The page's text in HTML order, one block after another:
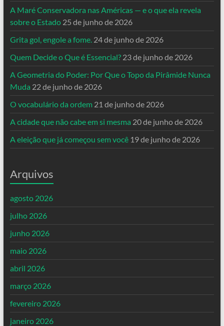
A Maré Conservadora nas Américas — e o que ela revela
sobre o Estado 25 de junho de 2026
Grita gol, engole a fome. 24 de junho de 2026
Quem Decide o Que é Essencial? 23 de junho de 2026
A Geometria do Poder: Por Que o Topo da Pirâmide Nunca
Muda 22 de junho de 2026
O vocabulário da ordem 21 de junho de 2026
A cidade que não cabe em si mesma 20 de junho de 2026
A eleição que já começou sem você 19 de junho de 2026
Arquivos
agosto 2026
julho 2026
junho 2026
maio 2026
abril 2026
março 2026
fevereiro 2026
janeiro 2026